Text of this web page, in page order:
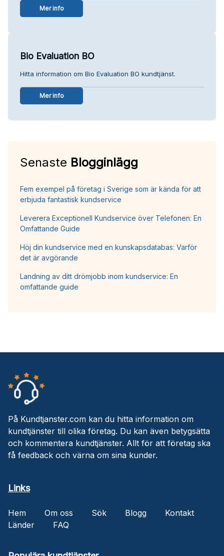
Mer info
Bio Evaluation BO
Hitta information om Bio Evaluation BO kundtjänst.
Mer info
Senaste Blogginlägg
Fem exempel på företag i Sverige som är kända för att
erbjuda fantastisk kundservice
Leverera Exceptionell Kundservice över Telefonen: En
Omfattande Guide
Höj din kundservice med en kunskapsdatabas: Varför
det är avgörande
Landning av ditt drömjobb inom kundservice: En
omfattande guide
På Kundtjanster.com kan du hitta information om
kundtjänster till olika företag. Du kan även betygsätta
och kommentera kundtjänster. Allt för att företag ska
få feedback och värna om sina kunder.
Links
Hem Om oss Sök Blogg
Kontakt
Länder
FAQ